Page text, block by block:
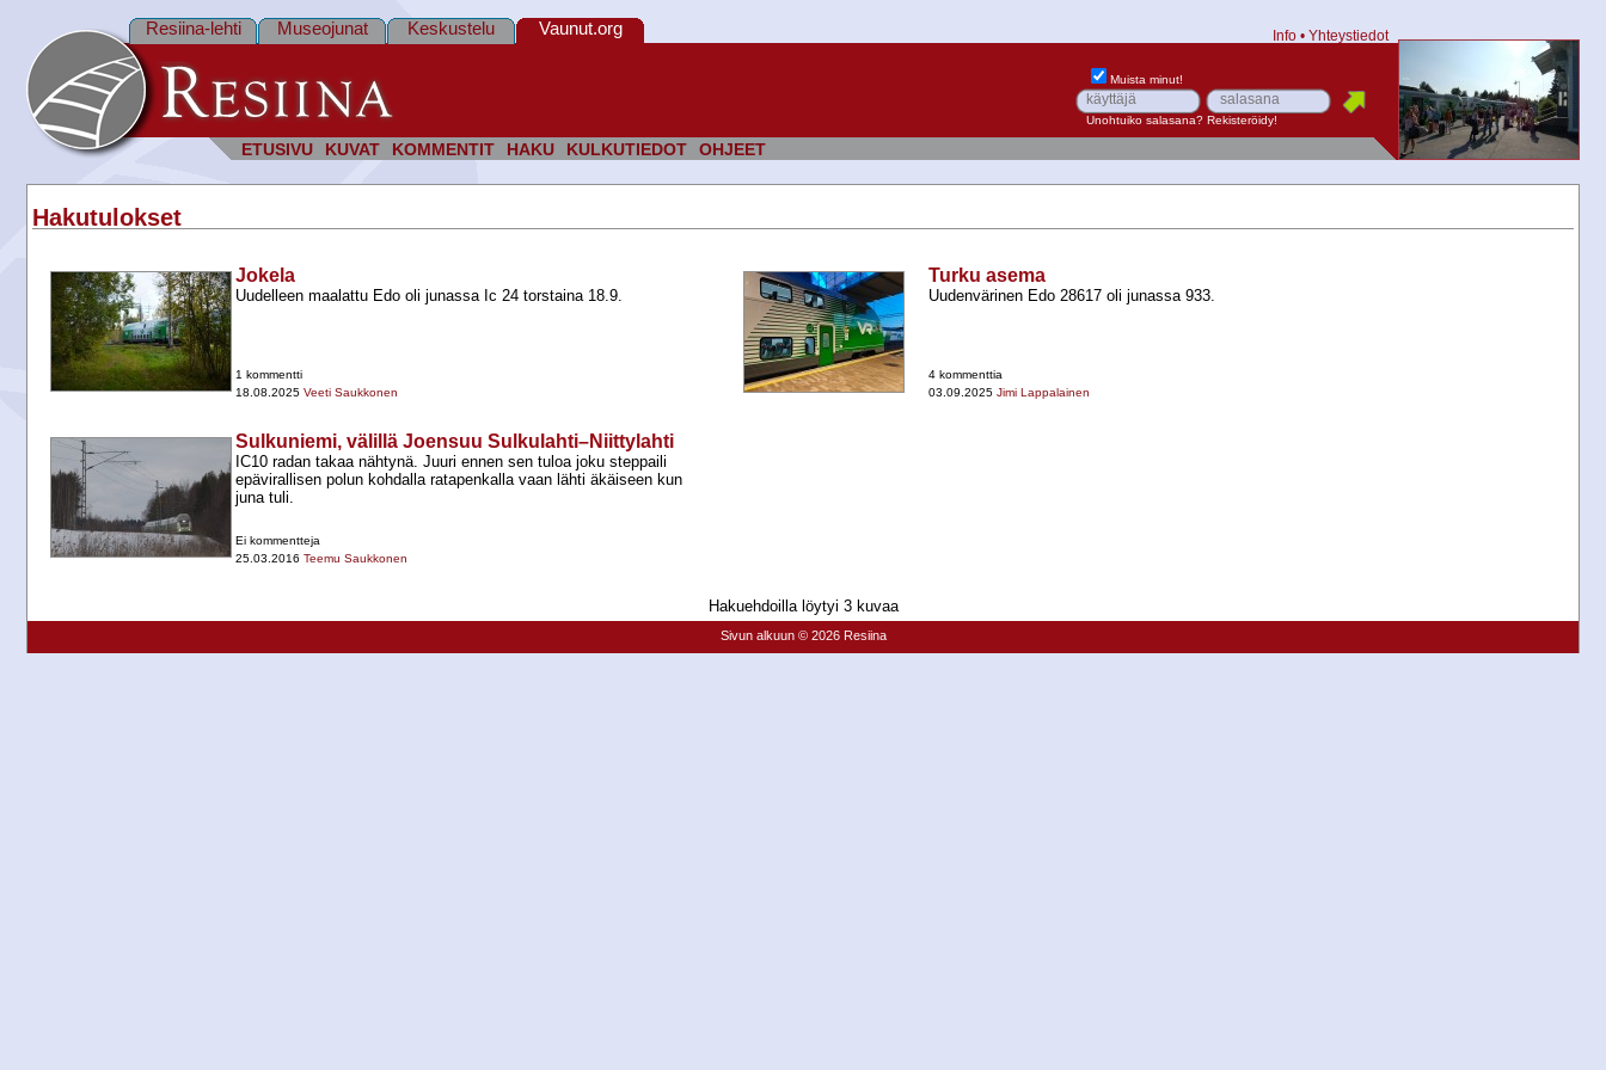
ETUSIVU KUVAT KOMMENTIT HAKU KULKUTIEDOT OHJEET
Resiina-lehti Museojunat Keskustelu Vaunut.org Info • Yhteystiedot
Muista minut!
Unohtuiko salasana? Rekisteröidy!
Hakutulokset
Jokela
Uudelleen maalattu Edo oli junassa Ic 24 torstaina 18.9.
1 kommentti
18.08.2025 Veeti Saukkonen
Turku asema
Uudenvärinen Edo 28617 oli junassa 933.
4 kommenttia
03.09.2025 Jimi Lappalainen
Sulkuniemi, välillä Joensuu Sulkulahti–Niittylahti
IC10 radan takaa nähtynä. Juuri ennen sen tuloa joku steppaili
epävirallisen polun kohdalla ratapenkalla vaan lähti äkäiseen kun
juna tuli.
Ei kommentteja
25.03.2016 Teemu Saukkonen
Hakuehdoilla löytyi 3 kuvaa
Sivun alkuun © 2026 Resiina